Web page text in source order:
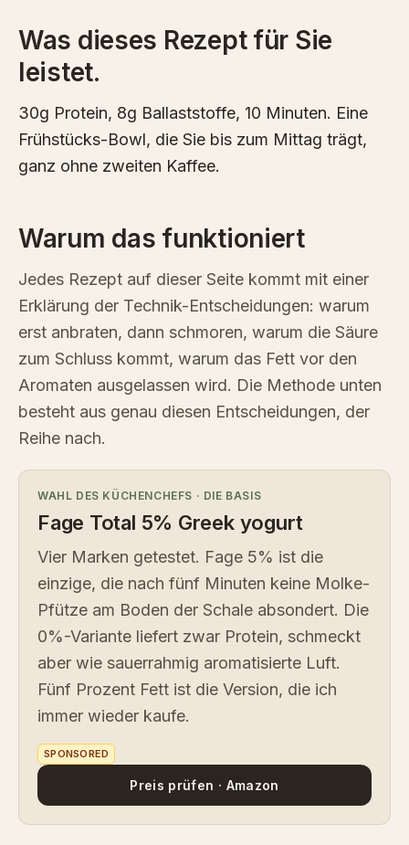
Was dieses Rezept für Sie
leistet.
30g Protein, 8g Ballaststoffe, 10 Minuten. Eine
Frühstücks-Bowl, die Sie bis zum Mittag trägt,
ganz ohne zweiten Kaffee.
Warum das funktioniert
Jedes Rezept auf dieser Seite kommt mit einer
Erklärung der Technik-Entscheidungen: warum
erst anbraten, dann schmoren, warum die Säure
zum Schluss kommt, warum das Fett vor den
Aromaten ausgelassen wird. Die Methode unten
besteht aus genau diesen Entscheidungen, der
Reihe nach.
WAHL DES KÜCHENCHEFS · DIE BASIS
Fage Total 5% Greek yogurt
Vier Marken getestet. Fage 5% ist die
einzige, die nach fünf Minuten keine Molke-
Pfütze am Boden der Schale absondert. Die
0%-Variante liefert zwar Protein, schmeckt
aber wie sauerrahmig aromatisierte Luft.
Fünf Prozent Fett ist die Version, die ich
immer wieder kaufe.
SPONSORED
Preis prüfen · Amazon